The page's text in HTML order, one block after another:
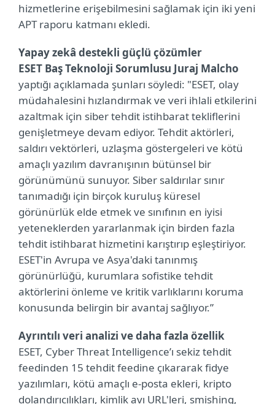
hizmetlerine erişebilmesini sağlamak için iki yeni
APT raporu katmanı ekledi.
Yapay zekâ destekli güçlü çözümler
ESET Baş Teknoloji Sorumlusu Juraj Malcho
yaptığı açıklamada şunları söyledi: "ESET, olay
müdahalesini hızlandırmak ve veri ihlali etkilerini
azaltmak için siber tehdit istihbarat tekliflerini
genişletmeye devam ediyor. Tehdit aktörleri,
saldırı vektörleri, uzlaşma göstergeleri ve kötü
amaçlı yazılım davranışının bütünsel bir
görünümünü sunuyor. Siber saldırılar sınır
tanımadığı için birçok kuruluş küresel
görünürlük elde etmek ve sınıfının en iyisi
yeteneklerden yararlanmak için birden fazla
tehdit istihbarat hizmetini karıştırıp eşleştiriyor.
ESET'in Avrupa ve Asya'daki tanınmış
görünürlüğü, kurumlara sofistike tehdit
aktörlerini önleme ve kritik varlıklarını koruma
konusunda belirgin bir avantaj sağlıyor.”
Ayrıntılı veri analizi ve daha fazla özellik
ESET, Cyber Threat Intelligence’ı sekiz tehdit
feedinden 15 tehdit feedine çıkararak fidye
yazılımları, kötü amaçlı e-posta ekleri, kripto
dolandırıcılıkları, kimlik avı URL'leri, smishing,